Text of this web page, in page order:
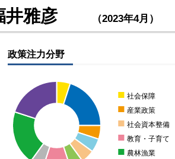
井雅彦 （2023年4月）
政策注力分野
■ 社会保障
■ 産業政策
■ 社会資本整備
■ 教育・子育て
■ 農林漁業